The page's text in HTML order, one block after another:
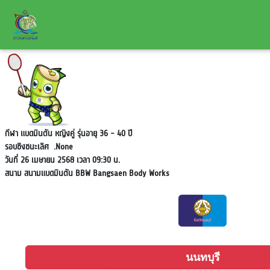
กีฬา แบดมินตัน หญิงคู่ รุ่นอายุ 36 - 40 ปี
รอบชิงชนะเลิศ .None
วันที่ 26 เมษายน 2568 เวลา 09:30 น.
สนามสนามแบดมินตัน BBW Bangsaen Body Works
นนทบุรี